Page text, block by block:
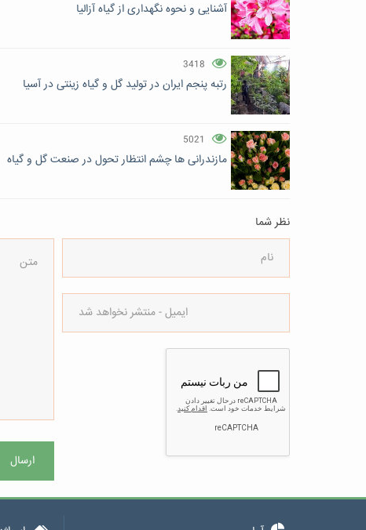
آشنایی و نحوه نگهداری از گیاه آزالیا
3418
رتبه پنجم ایران در تولید گل و گیاه زینتی در آسیا
5021
مازندرانی ها چشم انتظار تحول در صنعت گل و گیاه
نظر شما
ارسال